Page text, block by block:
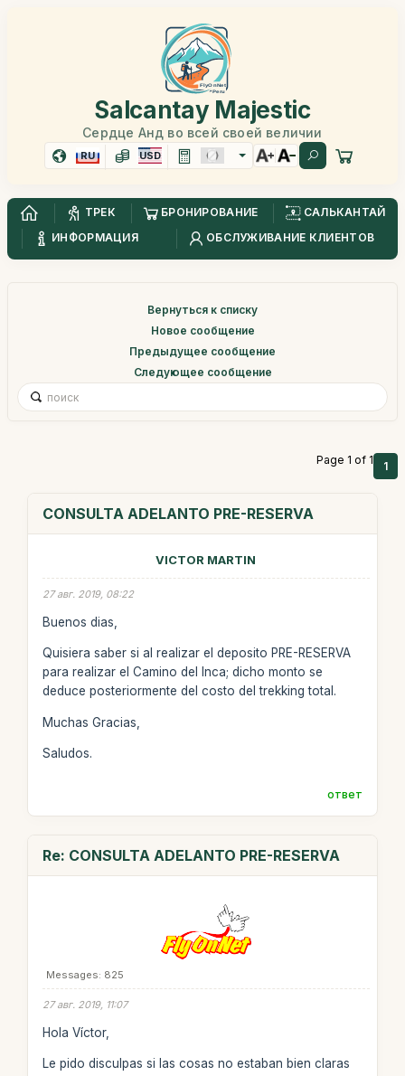
Salcantay Majestic
Сердце Анд во всей своей величии
RU USD
ТРЕК БРОНИРОВАНИЕ
САЛЬКАНТАЙ
ИНФОРМАЦИЯ
ОБСЛУЖИВАНИЕ КЛИЕНТОВ
Вернуться к списку
Новое сообщение
Предыдущее сообщение
Следующее сообщение
Page 1 of 1 1
CONSULTA ADELANTO PRE-RESERVA
VICTOR MARTIN
27 авг. 2019, 08:22
Buenos dias,
Quisiera saber si al realizar el deposito PRE-RESERVA
para realizar el Camino del Inca; dicho monto se
deduce posteriormente del costo del trekking total.
Muchas Gracias,
Saludos.
ответ
Re: CONSULTA ADELANTO PRE-RESERVA
Messages: 825
27 авг. 2019, 11:07
Hola Víctor,
Le pido disculpas si las cosas no estaban bien claras